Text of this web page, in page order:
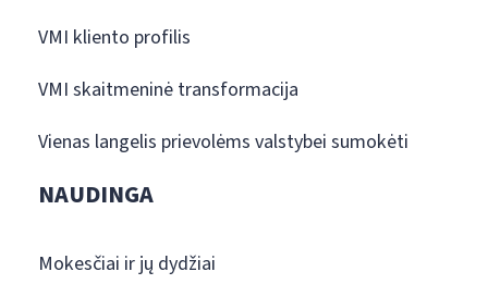
VMI kliento profilis
VMI skaitmeninė transformacija
Vienas langelis prievolėms valstybei sumokėti
NAUDINGA
Mokesčiai ir jų dydžiai